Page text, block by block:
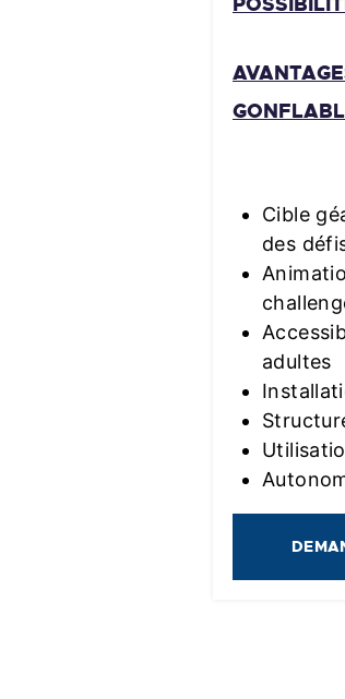
Cible
des
adultes